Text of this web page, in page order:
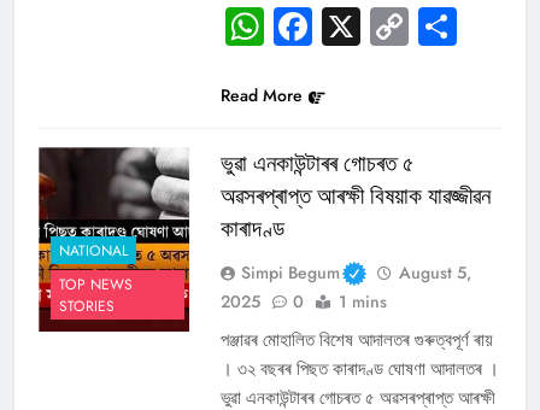
WhatsApp
Facebook
X Copy
Read More
NATIONAL
TOP NEWS
STORIES
ভুৱা এনকাউন্টাৰৰ গোচৰত ৫
অৱসৰপ্ৰাপ্ত আৰক্ষী বিষয়াক যাৱজ্জীৱন
কাৰাদণ্ড
Simpi Begum
August 5,
2025
0 1 mins
পঞ্জাৱৰ মোহালিত বিশেষ আদালতৰ গুৰুত্বপূৰ্ণ ৰায়
। ৩২ বছৰৰ পিছত কাৰাদণ্ড ঘোষণা আদালতৰ ।
ভুৱা এনকাউন্টাৰৰ গোচৰত ৫ অৱসৰপ্ৰাপ্ত আৰক্ষী